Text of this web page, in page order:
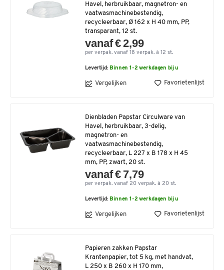
Havel, herbruikbaar, magnetron- en
vaatwasmachinebestendig,
recycleerbaar, Ø 162 x H 40 mm, PP,
transparant, 12 st.
vanaf € 2,99
per verpak. vanaf 18 verpak. à 12 st.
Levertijd: Binnen 1-2 werkdagen bij u
Vergelijken Favorietenlijst
Dienbladen Papstar Circulware van
Havel, herbruikbaar, 3-delig,
magnetron- en
vaatwasmachinebestendig,
recycleerbaar, L 227 x B 178 x H 45
mm, PP, zwart, 20 st.
vanaf € 7,79
per verpak. vanaf 20 verpak. à 20 st.
Levertijd: Binnen 1-2 werkdagen bij u
Vergelijken Favorietenlijst
Papieren zakken Papstar
Krantenpapier, tot 5 kg, met handvat,
L 250 x B 260 x H 170 mm,